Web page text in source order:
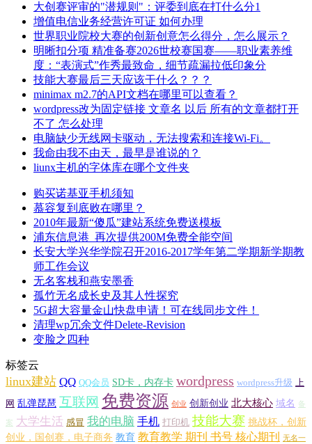
大创赛评审的"潜规则"：评委到底在打什么分1
增值电信业务经营许可证 如何办理
世界职业院校大赛的创新创意怎么得分，怎么展示？
明晰扣分项 精准备赛2026世校赛国赛——职业素养维
度：“表演式”作秀最致命，细节疏漏拉低印象分
技能大赛最后三天应该干什么？？？
minimax m2.7的API文档在哪里可以查看？
wordpress改为固定链接 文章名 以后 所有的文章都打开
不了 怎么处理
电脑缺少无线网卡驱动，无法搜索和连接Wi-Fi。
我命由我不由天，最早是谁说的？
liunx主机的字体库在哪个文件夹
购买诺基亚手机须知
慕容复到底败在哪里？
2010年最新“傻瓜”建站系统免费送模板
浦东信息港_再次提供200M免费全能空间
长安大学兴华学院召开2016-2017学年第二学期新学期教
师工作会议
无名客栈和燕安墨香
孤竹无名成长史及其人性探究
5G超大容量金山快盘申请！可在线同步文件！
清理wp冗余文件Delete-Revision
变脸之四种
标签云
linux建站 QQ QQ会员 SD卡，内存卡 wordpress wordpress升级 上
网 乱弹琵琶 互联网 免费资源 创业 创新创业 北大核心 域名 备
案 大学生活 感冒 我的电脑 手机 打印机 技能大赛 挑战杯，创新
创业，国创赛，电子商务 教育 教育教学 期刊 书号 核心期刊 无名一